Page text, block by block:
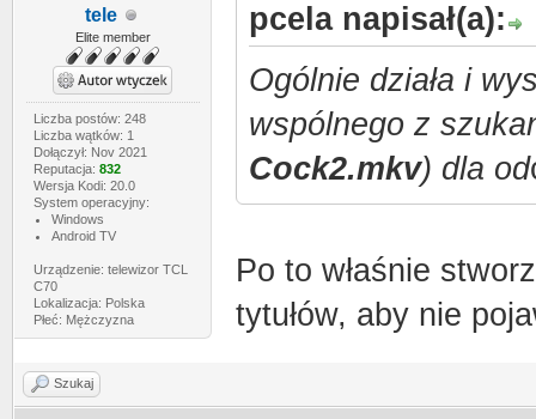
tele
Elite member
Liczba postów: 248
Liczba wątków: 1
Dołączył: Nov 2021
Reputacja: 832
Wersja Kodi: 20.0
System operacyjny:
Windows
Android TV
Urządzenie: telewizor TCL
C70
Lokalizacja: Polska
Płeć: Mężczyzna
pcela napisał(a):
Ogólnie działa i
wspólnego z
Cock2.mkv) dla od
Po to właśnie
tytułów, aby nie
Szukaj